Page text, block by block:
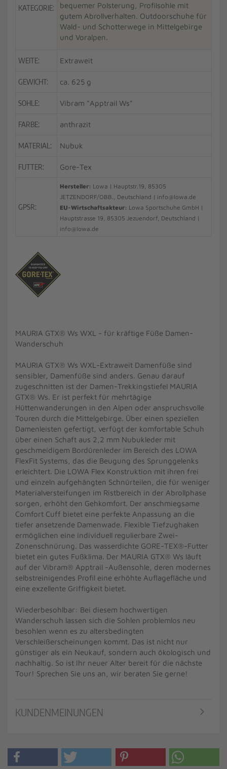
KATEGORIE:
bequemer Polsterung, Profilsohle mit
gutem Abrollverhalten. Outdoorschuhe für
Wald- und Schotterwege in Mittelgebirge
und Voralpen.
WEITE: Extraweit
GEWICHT: ca. 625 g
SOHLE: Vibram "Apptrail Ws"
FARBE: anthrazit
MATERIAL: Nubuk
FUTTER: Gore-Tex
GPSR:
Hersteller: Lowa | Hauptstr.19, 85305
JETZENDORF/OBB., Deutschland | info@lowa.de
EU-Wirtschaftsakteur: Lowa Sportschuhe GmbH |
Hauptstrasse 19, 85305 Jezuendorf, Deutschland |
info@lowa.de
MAURIA GTX® Ws WXL - für kräftige Füße Damen-
Wanderschuh
MAURIA GTX® Ws WXL-Extraweit Damenfüße sind
sensibler, Damenfüße sind anders. Genau darauf
zugeschnitten ist der Damen-Trekkingstiefel MAURIA
GTX® Ws. Er ist perfekt für mehrtägige
Hüttenwanderungen in den Alpen oder anspruchsvolle
Touren durch die Mittelgebirge. Über einen speziellen
Damenleisten gefertigt, verfügt der komfortable Schuh
über einen Schaft aus 2,2 mm Nubukleder mit
geschmeidigem Bordürenleder im Bereich des LOWA
FlexFit Systems, das die Beugung des Sprunggelenks
erleichtert. Die LOWA Flex Konstruktion mit ihren frei
und einzeln aufgehängten Schnürteilen, die für weniger
Materialversteifungen im Ristbereich in der Abrollphase
sorgen, erhöht den Gehkomfort. Der anschmiegsame
Comfort Cuff bietet eine perfekte Anpassung an die
tiefer ansetzende Damenwade. Flexible Tiefzughaken
ermöglichen eine individuell regulierbare Zwei-
Zonenschnürung. Das wasserdichte GORE-TEX®-Futter
bietet ein gutes Fußklima. Der MAURIA GTX® Ws läuft
auf der Vibram® Apptrail -Außensohle, deren modernes
selbstreinigendes Profil eine erhöhte Auflagefläche und
eine exzellente Griffigkeit bietet.
Wiederbesohlbar: Bei diesem hochwertigen
Wanderschuh lassen sich die Sohlen problemlos neu
besohlen wenn es zu altersbedingten
Verschleißerscheinungen kommt. Das ist nicht nur
günstiger als ein Neukauf, sondern auch ökologisch und
nachhaltig. So ist Ihr neuer Alter bereit für die nächste
Tour! Sprechen Sie uns an, wir beraten Sie gerne!
KUNDENMEINUNGEN